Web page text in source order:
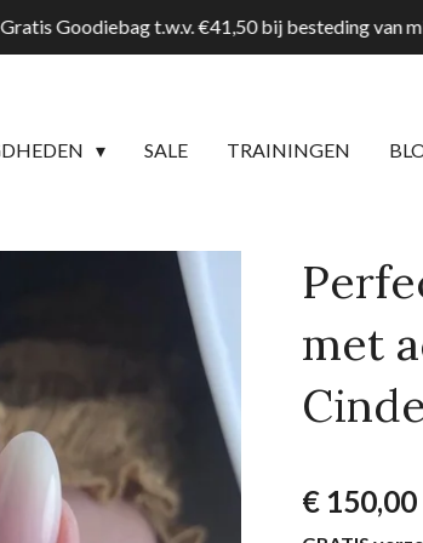
Goodiebag t.w.v. €41,50 bij besteding van
SALE TRAININGEN
met
€ 150,00